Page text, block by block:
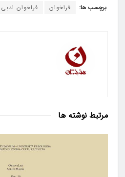
برچسب ها: فراخوان فراخوان ادبی
مرتبط نوشته ها